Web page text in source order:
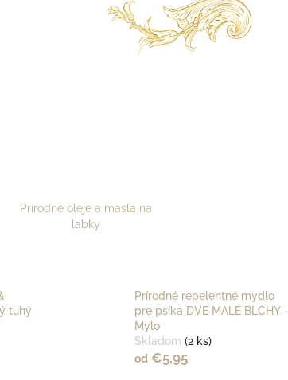
Prírodné oleje a maslá na
labky
tuhý
Prírodné repelentné mydlo
pre psíka DVE MALÉ BLCHY -
Mylo
Skladom (2 ks)
od€5,95